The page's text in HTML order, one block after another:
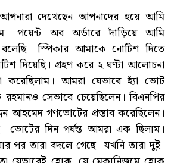
দেখেছেন আপনাদের হয়ে আমি
পয়েন্ট অব অর্ডারে দাঁড়িয়ে আমি
স্পিকার আমাকে নোটিশ দিতে
দিয়েছি। গ্রহণ করে ২ ঘণ্টা আলোচনা
আমরা যেভাবে হ্যাঁ ভোট
সেভাবে চেয়েছিলেন। বিএনপির
আহমেদ গণভোটের প্রস্তাব করেছিলেন।
ভোটের দিন পর্যন্ত আমরা এক ছিলাম।
পর তারা বদলে গেছে। যখনি তারা দুই-